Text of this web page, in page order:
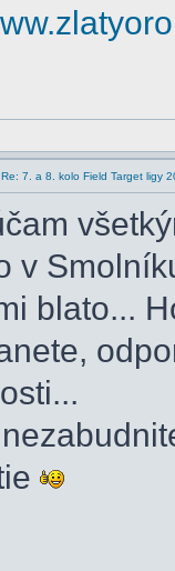
Re: 7. a 8. kolo Field Target ligy
v
blato...